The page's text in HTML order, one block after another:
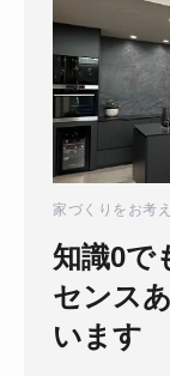
家づくりをお考
知識0で
センス
います